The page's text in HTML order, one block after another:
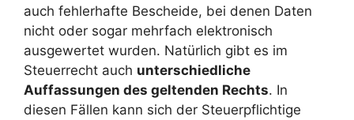
auch fehlerhafte Bescheide, bei denen Daten
nicht oder sogar mehrfach elektronisch
ausgewertet wurden. Natürlich gibt es im
Steuerrecht auch unterschiedliche
Auffassungen des geltenden Rechts. In
diesen Fällen kann sich der Steuerpflichtige